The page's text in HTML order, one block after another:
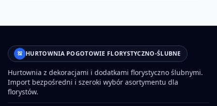
HURTOWNIA POGOTOWIE FLORYSTYCZNO-ŚLUBNE
Hurtownia z dekoracjami i dodatkami florystyczno ślubnymi.
Import bezpośredni i szeroki wybór asortymentu dla
florystów.